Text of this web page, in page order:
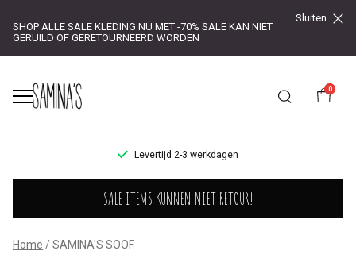
SHOP ALLE SALE KLEDING NU MET -70% SALE KAN NIET
GERUILD OF GERETOURNEERD WORDEN
Sluiten
0
Levertijd 2-3 werkdagen
SAMINA'S
SOOF
SALE ITEMS KUNNEN NIET RETOUR!
Home SAMINA'S SOOF